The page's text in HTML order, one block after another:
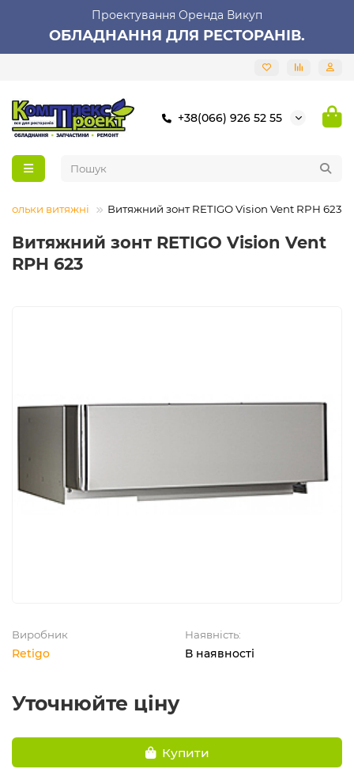
Проектування Оренда Викуп
ОБЛАДНАННЯ ДЛЯ РЕСТОРАНІВ.
+38(066) 926 52 55
витяжні Витяжний зонт RETIGO Vision Vent RPH 623
Витяжний зонт RETIGO Vision Vent
RPH 623
Виробник
Retigo
Наявність:
В наявності
Уточнюйте ціну
Купити